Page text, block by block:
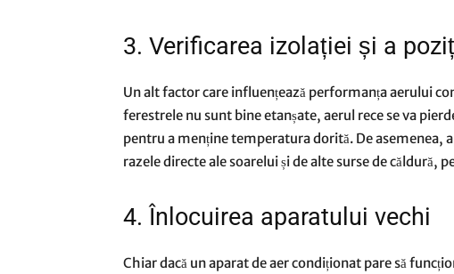
3. Verificarea izolației și a
Un alt factor care influențează performanța aerului
ferestrele nu sunt bine etanșate, aerul rece se va
pentru a menține temperatura dorită. De
razele directe ale soarelui și de alte surse de căldură,
4. Înlocuirea aparatului vechi
Chiar dacă un aparat de aer condiționat pare să